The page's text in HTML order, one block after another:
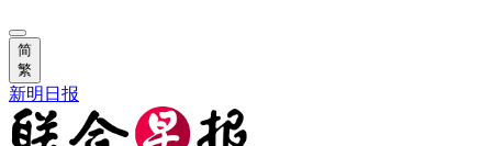
简
繁
新明日报